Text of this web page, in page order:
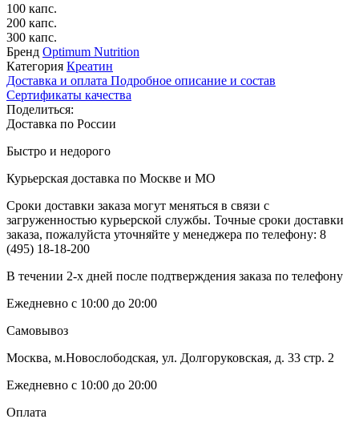
100 капс.
200 капс.
300 капс.
Бренд Optimum Nutrition
Категория Креатин
Доставка и оплата Подробное описание и состав
Сертификаты качества
Поделиться:
Доставка по России
Быстро и недорого
Курьерская доставка по Москве и МО
Сроки доставки заказа могут меняться в связи с
загруженностью курьерской службы. Точные сроки доставки
заказа, пожалуйста уточняйте у менеджера по телефону: 8
(495) 18-18-200
В течении 2-х дней после подтверждения заказа по телефону
Ежедневно с 10:00 до 20:00
Самовывоз
Москва, м.Новослободская, ул. Долгоруковская, д. 33 стр. 2
Ежедневно с 10:00 до 20:00
Оплата